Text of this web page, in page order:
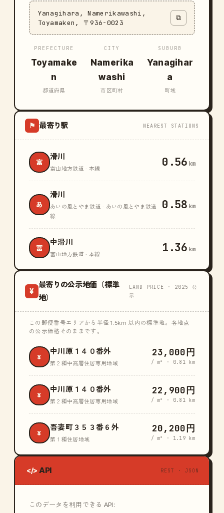
Yanagihara, Namerikawashi,
Toyamaken, 〒936-0023
⧉
PREFECTURE
Toyamake
n
都道府県
CITY
Namerika
washi
市区町村
SUBURB
Yanagihar
a
町域
⚑ 最寄り駅 NEAREST STATIONS
富
滑川
富山地方鉄道 · 本線 0.56 km
あ
滑川
あいの風とやま鉄道 · あいの風とやま鉄道
線
0.58 km
富
中滑川
富山地方鉄道 · 本線 1.36 km
¥
最寄りの公示地価（標準
地）
LAND PRICE · 2025 公
示
この郵便番号エリアから半径 1.5km 以内の標準地。各地点
の公示価格そのままです。
¥
中川原１４０番外
第２種中高層住居専用地域
23,000円
/ m² · 0.81 km
¥
中川原１４０番外
第２種中高層住居専用地域
22,900円
/ m² · 0.81 km
¥
吾妻町３５３番６外
第１種住居地域
20,200円
/ m² · 1.19 km
</> API REST · JSON
このデータを利用できる API: